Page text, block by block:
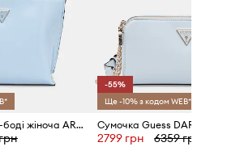
Guess сумка крос-боді жіноча ARNELA
-55%
Ще -10% з кодом WEB*
Сумочка Guess DARYNA
2799 грн 6359 грн